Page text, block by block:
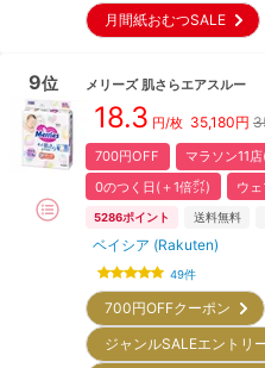
月間紙おむつSALE
9位 メリーズ 肌さらエアスルー
18.3 円/枚 35,180円
700円OFF マラソン11
0のつく日(＋1倍㌽)
ウ
5286ポイント 送料無料
ベイシア (Rakuten)
49件
700円OFFクーポン
ジャンルSALEエント